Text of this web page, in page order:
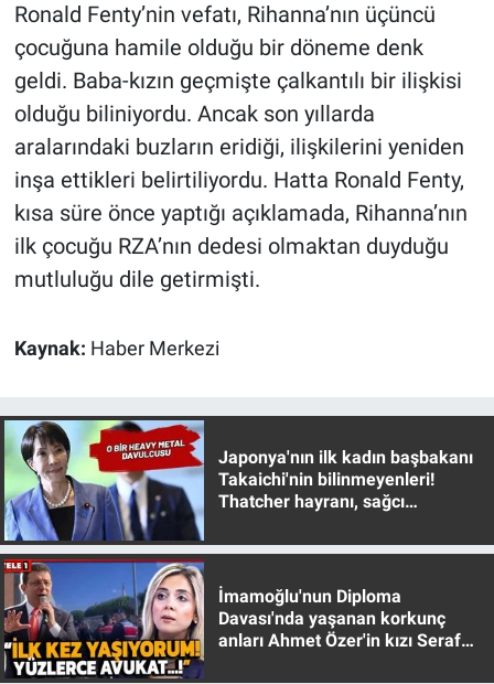
Ronald Fenty’nin vefatı, Rihanna’nın üçüncü
çocuğuna hamile olduğu bir döneme denk
geldi. Baba-kızın geçmişte çalkantılı bir ilişkisi
olduğu biliniyordu. Ancak son yıllarda
aralarındaki buzların eridiği, ilişkilerini yeniden
inşa ettikleri belirtiliyordu. Hatta Ronald Fenty,
kısa süre önce yaptığı açıklamada, Rihanna’nın
ilk çocuğu RZA’nın dedesi olmaktan duyduğu
mutluluğu dile getirmişti.
Kaynak: Haber Merkezi
Japonya'nın ilk kadın başbakanı
Takaichi'nin bilinmeyenleri!
Thatcher hayranı, sağcı
İmamoğlu'nun Diploma
Davası'nda yaşanan korkunç
anları Ahmet Özer'in kızı Seraf
Ne demişti
Nedir
Popüler
Programlar
Sağlık
Türkiye'nin Geleceği
Türkiye'nin Gündemi
Yerel Gündem
Yerel Yaşam
Canlı Yayın